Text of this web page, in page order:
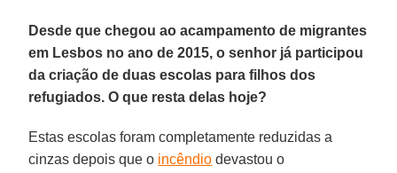
Desde que chegou ao acampamento de migrantes
em Lesbos no ano de 2015, o senhor já participou
da criação de duas escolas para filhos dos
refugiados. O que resta delas hoje?
Estas escolas foram completamente reduzidas a
cinzas depois que o incêndio devastou o